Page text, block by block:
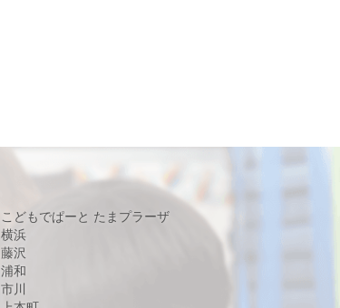
こどもでぱーと たまプラーザ
横浜
藤沢
浦和
市川